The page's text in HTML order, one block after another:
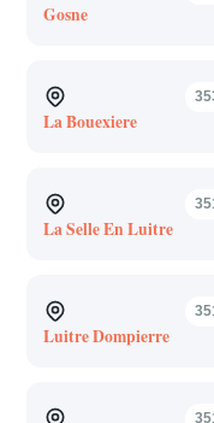
Gosne
La Bouexiere
La Selle En Luitre
Luitre Dompierre